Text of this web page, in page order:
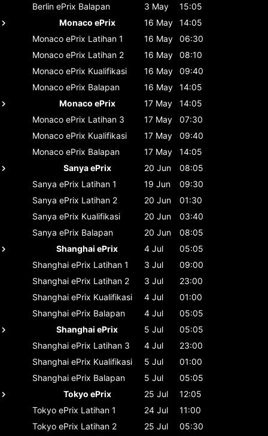
Berlin ePrix Balapan 3 May
15:05
Monaco ePrix
16 May
14:05
Monaco ePrix Latihan 1 16 May
06:30
Monaco ePrix Latihan 2 16 May
08:10
Monaco ePrix Kualifikasi 16 May
09:40
Monaco ePrix Balapan 16 May
14:05
Monaco ePrix
17 May
14:05
Monaco ePrix Latihan 3 17 May
07:30
Monaco ePrix Kualifikasi 17 May
09:40
Monaco ePrix Balapan 17 May
14:05
Sanya ePrix
20 Jun
08:05
Sanya ePrix Latihan 1 19 Jun
09:30
Sanya ePrix Latihan 2 20 Jun
01:30
Sanya ePrix Kualifikasi 20 Jun
03:40
Sanya ePrix Balapan 20 Jun
08:05
Shanghai ePrix
4 Jul
05:05
Shanghai ePrix Latihan 1 3 Jul
09:00
Shanghai ePrix Latihan 2 3 Jul
23:00
Shanghai ePrix Kualifikasi 4 Jul
01:00
Shanghai ePrix Balapan 4 Jul
05:05
Shanghai ePrix
5 Jul
05:05
Shanghai ePrix Latihan 3 4 Jul
23:00
Shanghai ePrix Kualifikasi 5 Jul
01:00
Shanghai ePrix Balapan 5 Jul
05:05
Tokyo ePrix
25 Jul
12:05
Tokyo ePrix Latihan 1 24 Jul
11:00
Tokyo ePrix Latihan 2 25 Jul
05:30